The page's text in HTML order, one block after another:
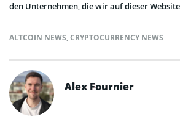
den Unternehmen, die wir auf dieser
ALTCOIN NEWS,CRYPTOCURRENCY NEWS
Alex Fournier